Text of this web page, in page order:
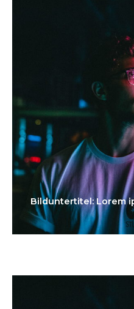
Bilduntertitel: Lorem